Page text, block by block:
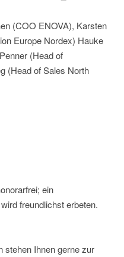
(COO ENOVA), Karsten
Europe Nordex) Hauke
(Head of
(Head of Sales North
ein
freundlichst erbeten.
stehen Ihnen gerne zur